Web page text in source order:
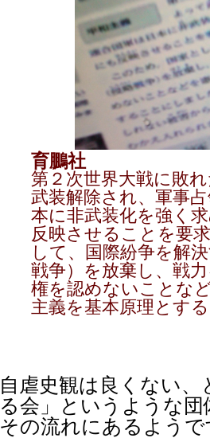
育鵬社
第２次世界大戦に敗
武装解除され、軍事
本に非武装化を強く
反映させることを要
して、国際紛争を解
戦争）を放棄し、戦
権を認めないことな
主義を基本原理とす
自虐史観は良くない
る会」というような
その流れにあるようで